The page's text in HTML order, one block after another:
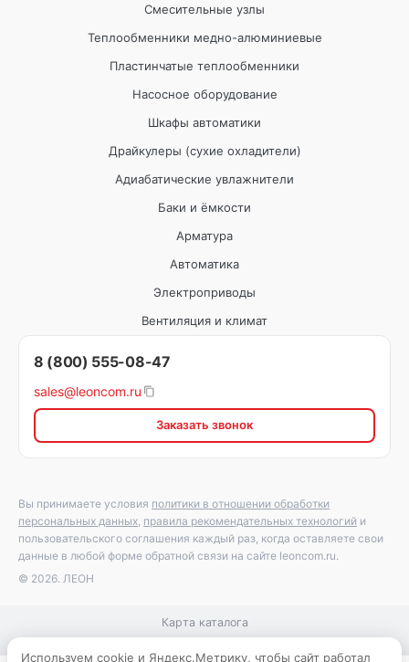
Смесительные узлы
Теплообменники медно-алюминиевые
Пластинчатые теплообменники
Насосное оборудование
Шкафы автоматики
Драйкулеры (сухие охладители)
Адиабатические увлажнители
Баки и ёмкости
Арматура
Автоматика
Электроприводы
Вентиляция и климат
8 (800) 555-08-47
sales@leoncom.ru
Заказать звонок
Вы принимаете условия политики в отношении обработки
персональных данных правила рекомендательных технологий и
пользовательского соглашения каждый раз, когда оставляете свои
данные в любой форме обратной связи на сайте leoncom.ru.
© 2026. ЛЕОН
Используем cookie и Яндекс.Метрику, чтобы сайт работал
Карта каталога